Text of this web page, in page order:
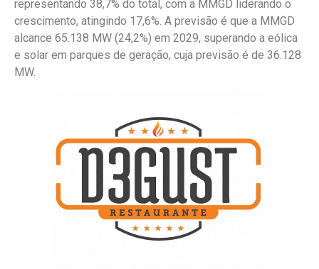
representando 38,7% do total, com a MMGD liderando o
crescimento, atingindo 17,6%. A previsão é que a MMGD
alcance 65.138 MW (24,2%) em 2029, superando a eólica
e solar em parques de geração, cuja previsão é de 36.128
MW.